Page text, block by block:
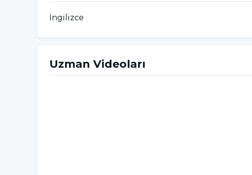
İngilizce
Uzman Videoları